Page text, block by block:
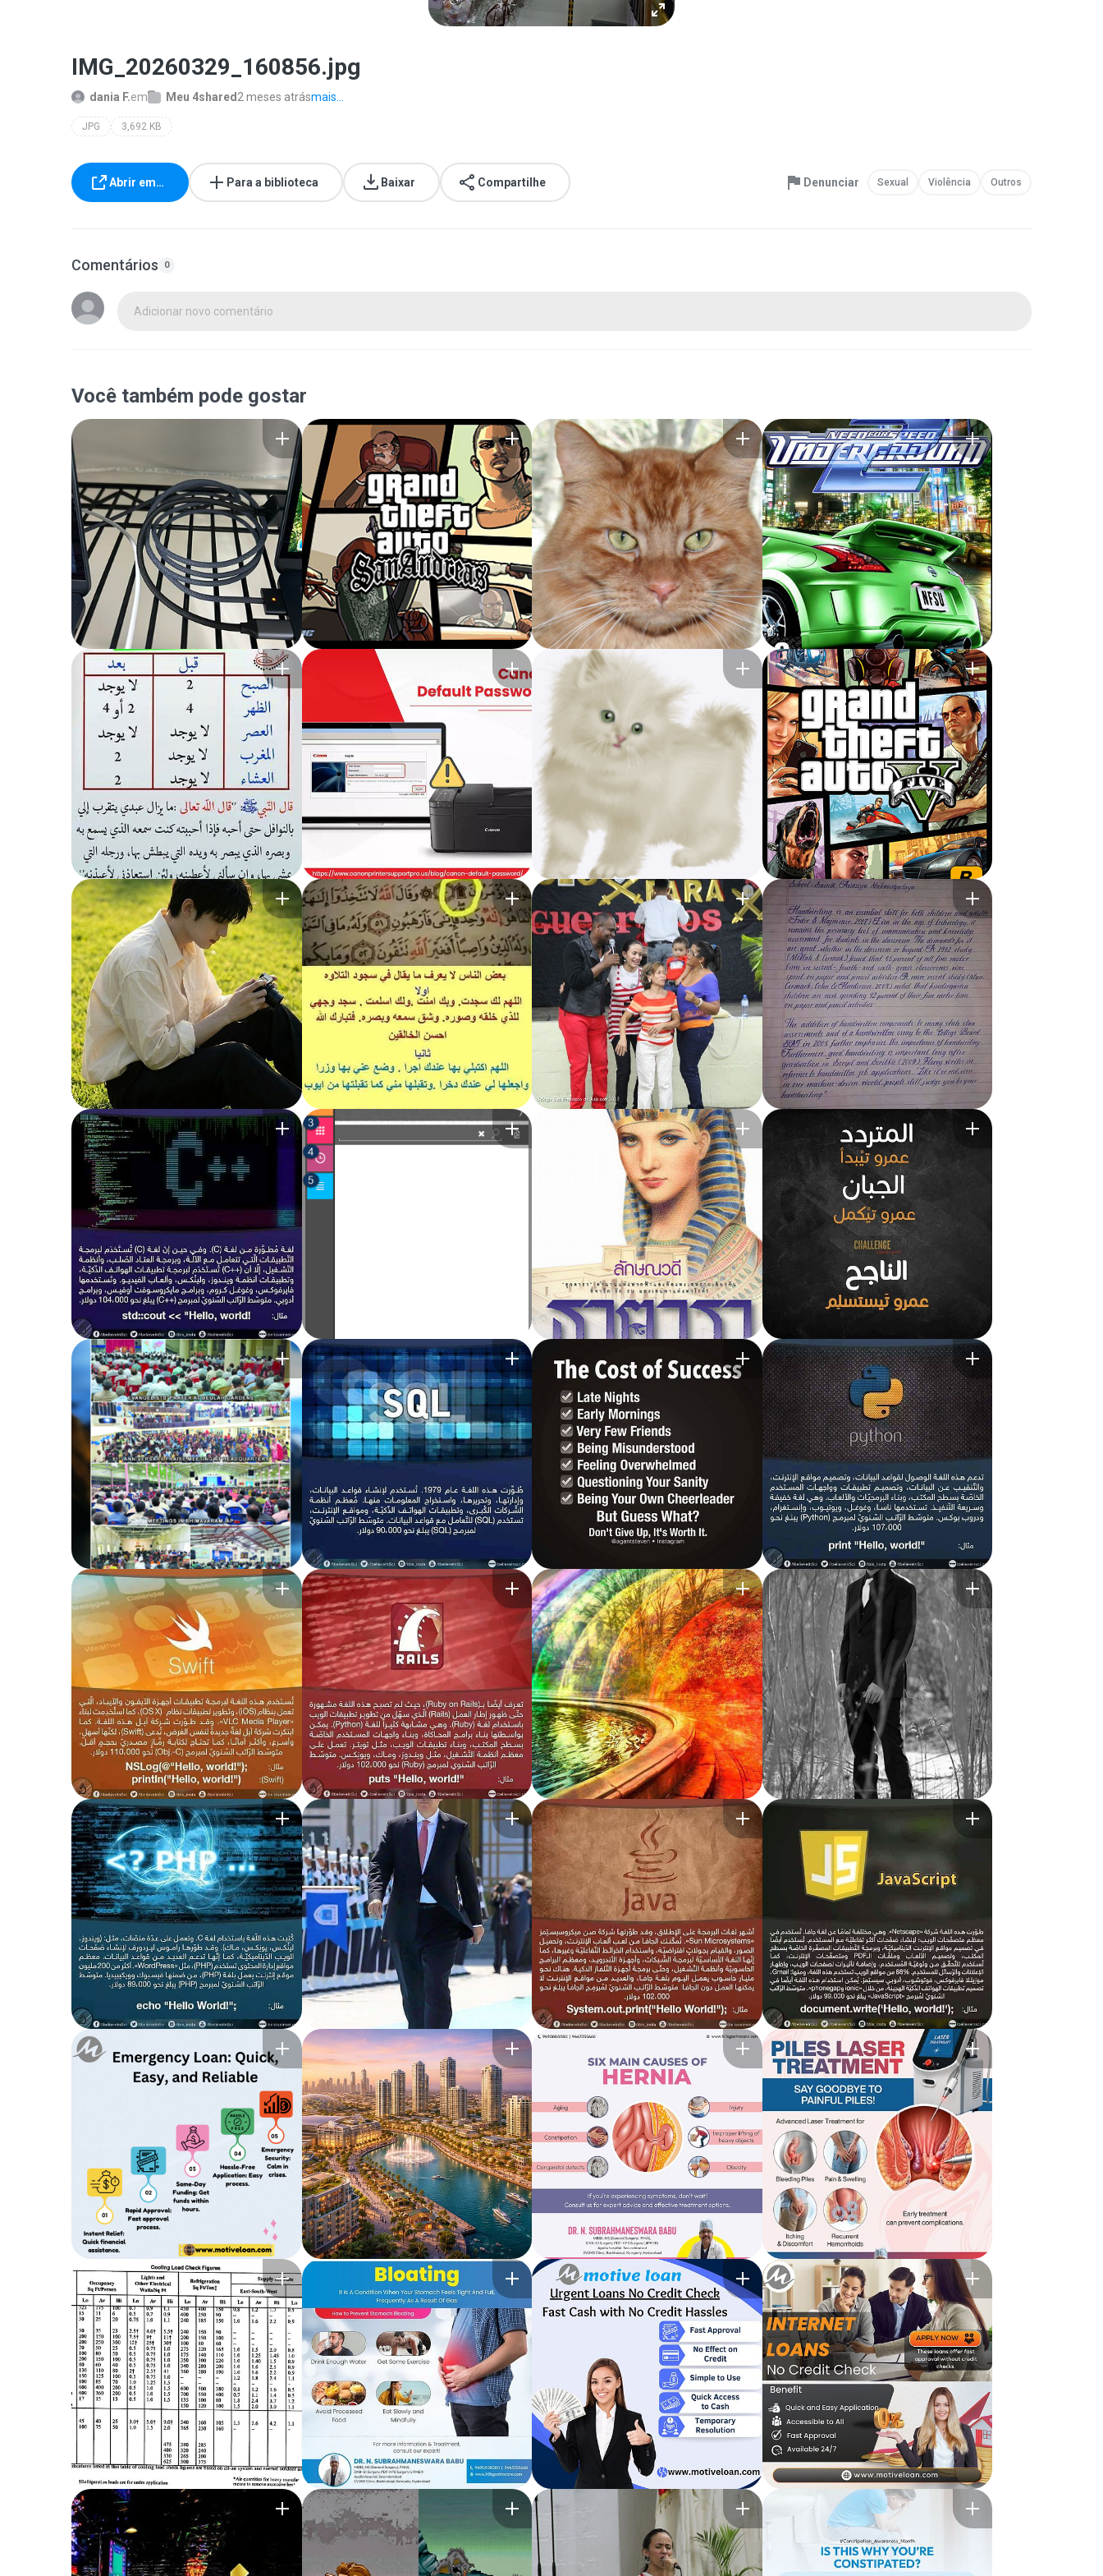
IMG_20260329_160856.jpg
dania F.em Meu 4shared 2 meses atrásmais...
JPG 3,692 KB
Abrir em… Para a biblioteca Baixar Compartilhe Denunciar Sexual Violência Outros
Comentários 0
Adicionar novo comentário
Você também pode gostar